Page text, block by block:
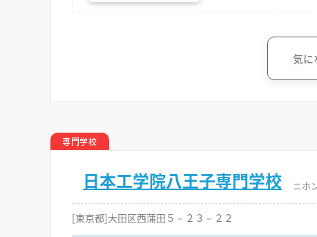
気に
専門学校
日本工学院八王子専門学校 ニホ
[東京都]大田区西蒲田５－２３－２２